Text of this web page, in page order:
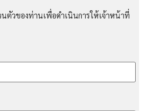
ตัวของท่านเพื่อดำเนินการให้เจ้าหน้าที่